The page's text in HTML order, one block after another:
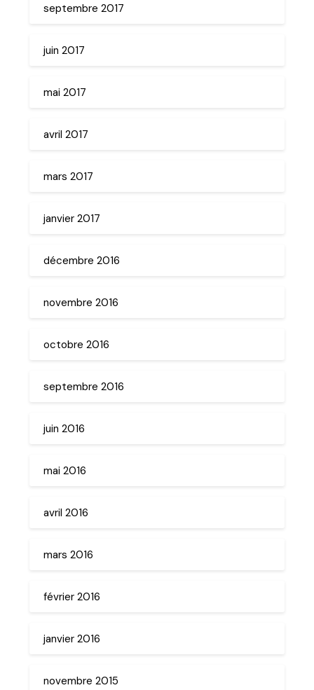
septembre 2017
juin 2017
mai 2017
avril 2017
mars 2017
janvier 2017
décembre 2016
novembre 2016
octobre 2016
septembre 2016
juin 2016
mai 2016
avril 2016
mars 2016
février 2016
janvier 2016
novembre 2015